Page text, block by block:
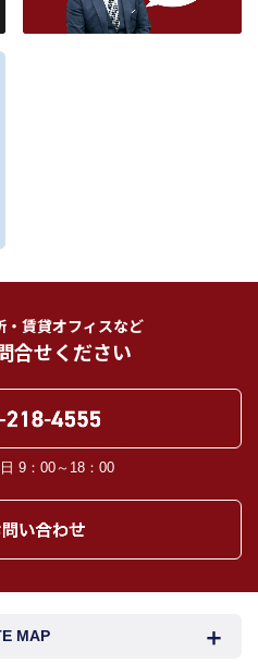
情報のうち住所、氏名、電話番号、メー
きます。このための利用は、お客様から
契約の履行、賃貸取引にあっては契約管
アフターサービスの実施のため、業務の
生年月日、不動産物件情報、成約情報
ト、電子メール、広告媒体等で次の 1.～
お客様からの申出がありましたら、提供
の契約の相手方となる者、その見込者。
士。
場合における管理業者。
契約の重要事項説明書に定める業務委託
金融機関、管理組合役員。
取立者。
安全管理措置を実施いたします。
部又は一部について外部委託をするとき
ード検索
・賃貸オフィスなど
合せください
9：00～18：00
MAP